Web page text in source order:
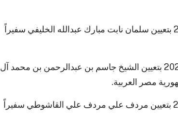
وأصدر سمو الأمير القرار الأميري رقم 47 لسنة 2025 بتعيين سلمان نابت مبارك عبدالله الخليفي سفيراً
كما أصدر سمو الأمير القرار الأميري رقم 48 لسنة 2025 بتعيين الشيخ جاسم بن عبدالرحمن بن محمد آل
مصر العربية.
وأصدر سمو الأمير القرار الأميري رقم 49 لسنة 2025 بتعيين مردف علي مردف علي القاشوطي سفيراً